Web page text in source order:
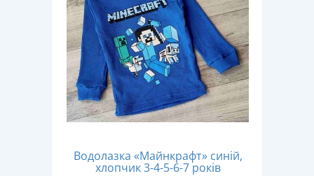
Водолазка «Майнкрафт» синій,
хлопчик 3-4-5-6-7 років